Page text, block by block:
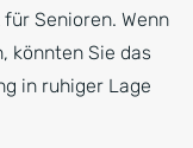
Senioren. Wenn
könnten Sie das
in ruhiger Lage